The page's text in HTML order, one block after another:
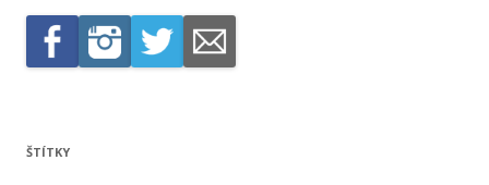
ŠTÍTKY